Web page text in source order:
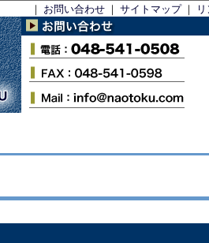
｜ お問い合わせ ｜ サイトマップ｜